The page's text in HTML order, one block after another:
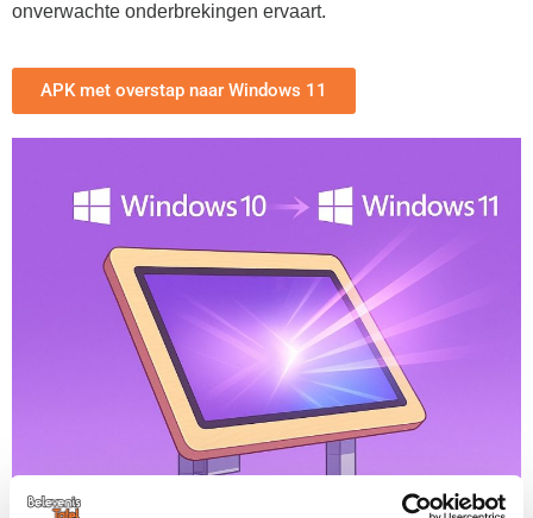
onverwachte onderbrekingen ervaart.
APK met overstap naar Windows 11